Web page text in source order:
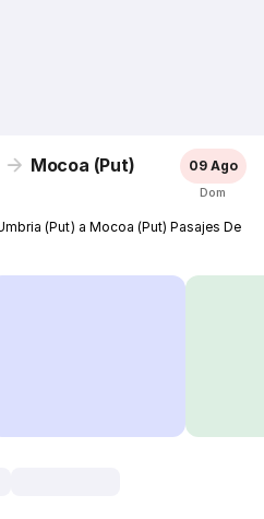
Mocoa (Put) 09 Ago
Dom
(Put) a Mocoa (Put) Pasajes De